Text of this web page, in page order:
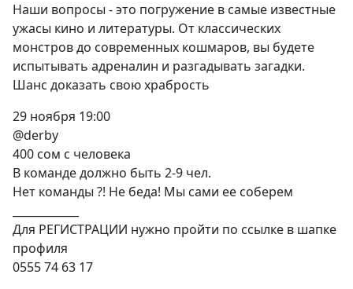
Наши вопросы - это погружение в самые известные
ужасы кино и литературы. От классических
монстров до современных кошмаров, вы будете
испытывать адреналин и разгадывать загадки.
Шанс доказать свою храбрость
29 ноября 19:00
@derby
400 сом с человека
В команде должно быть 2-9 чел.
Нет команды ?! Не беда! Мы сами ее соберем
Для РЕГИСТРАЦИИ нужно пройти по ссылке в шапке
профиля
0555 74 63 17